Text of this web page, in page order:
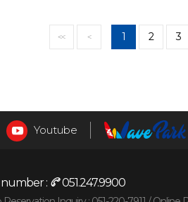
<< < 1 2 3
Youtube
number : 051.247.9900